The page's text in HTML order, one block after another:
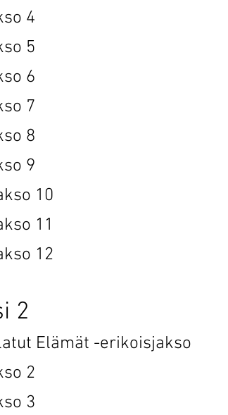
Jakso 4
Jakso 5
Jakso 6
Jakso 7
Jakso 8
Jakso 9
Jakso 10
Jakso 11
Jakso 12
2
Elämät -
Jakso 2
Jakso 3